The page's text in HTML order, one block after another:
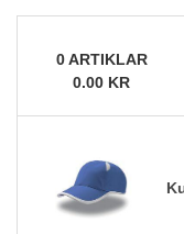
0ARTIKLAR
0.00 KR